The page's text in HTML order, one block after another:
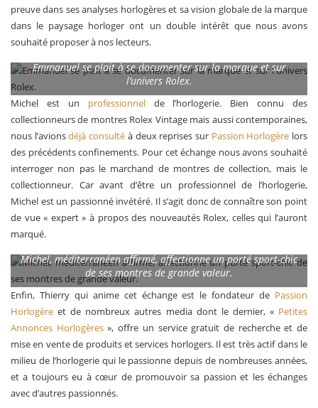
preuve dans ses analyses horlogères et sa vision globale de la marque
dans le paysage horloger ont un double intérêt que nous avons
souhaité proposer à nos lecteurs.
Emmanuel se plait à se documenter sur la marque et sur
l’univers Rolex.
Michel est un professionnelde l’horlogerie. Bien connu des
collectionneurs de montres Rolex Vintage mais aussi contemporaines,
nous l’avionsdéjà consulté à deux reprises sur Passion Horlogère lors
des précédents confinements. Pour cet échange nous avons souhaité
interroger non pas le marchand de montres de collection, mais le
collectionneur. Car avant d’être un professionnel de l’horlogerie,
Michel est un passionné invétéré. Il s’agit donc de connaître son point
de vue « expert » à propos des nouveautés Rolex, celles qui l’auront
marqué.
Michel, méditerranéen affirmé, affectionne un porté sport-chic
de ses montres de grande valeur.
Enfin, Thierry qui anime cet échange est le fondateur de Passion
Horlogère et de nombreux autres media dont le dernier, « Petites
Annonces Horlogères», offre un service gratuit de recherche et de
mise en vente de produits et services horlogers. Il est très actif dans le
milieu de l’horlogerie qui le passionne depuis de nombreuses années,
et a toujours eu à cœur de promouvoir sa passion et les échanges
avec d’autres passionnés.